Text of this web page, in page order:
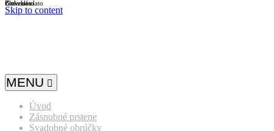
Skip to content
MENU
Úvod
Zásnubné prstene
Svadobné obrúčky
Biele zlato
Žlté zlato
Červené zlato